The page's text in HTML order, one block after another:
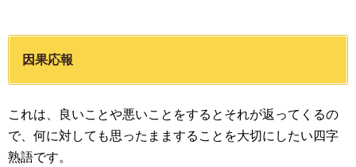
因果応報
これは、良いことや悪いことをするとそれが返ってくるの
で、何に対しても思ったまますることを大切にしたい四字
熟語です。